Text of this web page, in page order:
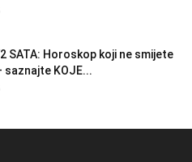
SATA: Horoskop koji ne smijete
KOJE...